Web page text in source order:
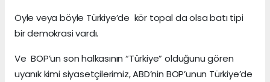
Öyle veya böyle Türkiye’de kör topal da olsa batı tipi
bir demokrasi vardı.
Ve BOP’un son halkasının “Türkiye” olduğunu gören
uyanık kimi siyasetçilerimiz, ABD’nin BOP’unun Türkiye’de